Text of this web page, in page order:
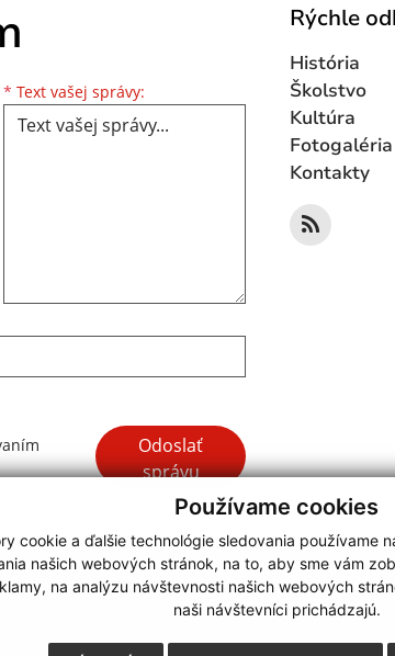
Používame cookies
cookie a ďalšie technológie sledovania používame
našich webových stránok, na to, aby sme vám
na analýzu návštevnosti našich webových
naši návštevníci prichádzajú.
* Text vašej správy: Text vašej správy...
Google reCaptcha Response
Odoslať
správu
Rýchle
História
Školstvo
Kultúra
Fotogaléria
Kontakty
2,
webdesign |